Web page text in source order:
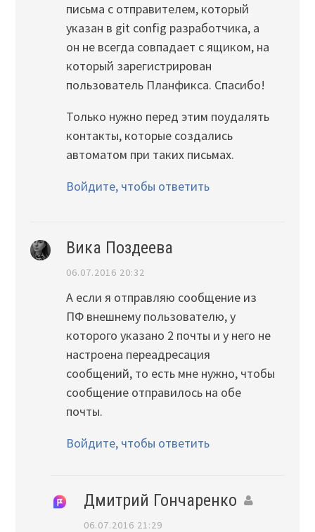
письма с отправителем, который
указан в git config разработчика, а
он не всегда совпадает с ящиком, на
который зарегистрирован
пользователь Планфикса. Спасибо!
Только нужно перед этим поудалять
контакты, которые создались
автоматом при таких письмах.
Войдите, чтобы ответить
Вика Поздеева
06.07.2016 20:32
А если я отправляю сообщение из
ПФ внешнему пользователю, у
которого указано 2 почты и у него не
настроена переадресация
сообщений, то есть мне нужно, чтобы
сообщение отправилось на обе
почты.
Войдите, чтобы ответить
Дмитрий Гончаренко
06.07.2016 21:29